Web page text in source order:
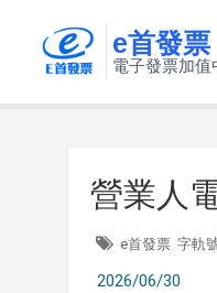
e首發票
電子發票加值
營業人
e首發票 字軌
2026/06/30